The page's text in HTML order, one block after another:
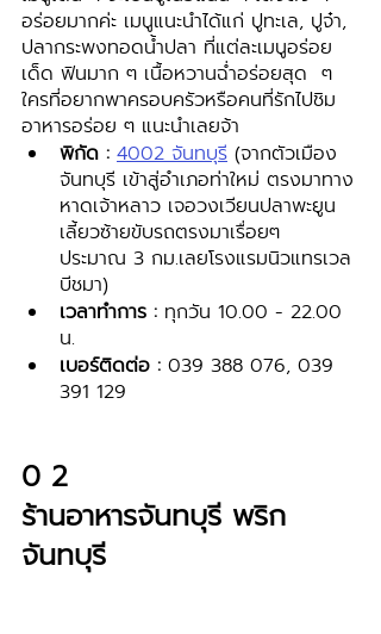
อร่อยมากค่ะ เมนูแนะนำได้แก่ ปูทะเล, ปูจ๋า,
ปลากระพงทอดน้ำปลา ที่แต่ละเมนูอร่อย
เด็ด ฟินมาก ๆ เนื้อหวานฉ่ำอร่อยสุด  ๆ
ใครที่อยากพาครอบครัวหรือคนที่รักไปชิม
อาหารอร่อย ๆ แนะนำเลยจ้า
พิกัด : 4002 จันทบุรี (จากตัวเมือง
จันทบุรี เข้าสู่อำเภอท่าใหม่ ตรงมาทาง
หาดเจ้าหลาว เจอวงเวียนปลาพะยูน
เลี้ยวซ้ายขับรถตรงมาเรื่อยๆ
ประมาณ 3 กม.เลยโรงแรมนิวแทรเวล
บีชมา)
เวลาทำการ : ทุกวัน 10.00 - 22.00
น.
เบอร์ติดต่อ : 039 388 076, 039
391 129
0 2
ร้านอาหารจันทบุรี พริก
จันทบุรี